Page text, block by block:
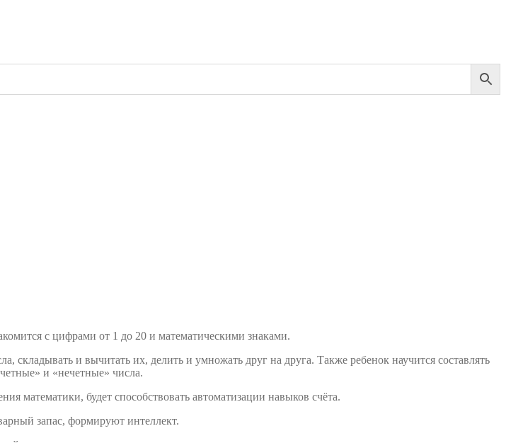
с цифрами от 1 до 20 и математическими знаками.
и вычитать их, делить и умножать друг на друга. Также ребенок научится составлять
и «нечетные» числа.
математики, будет способствовать автоматизации навыков счёта.
запас, формируют интеллект.